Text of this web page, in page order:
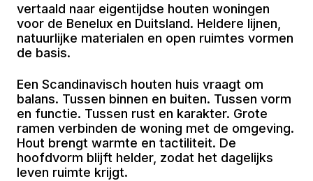
vertaald naar eigentijdse houten woningen
voor de Benelux en Duitsland. Heldere lijnen,
natuurlijke materialen en open ruimtes vormen
de basis.
Een Scandinavisch houten huis vraagt om
balans. Tussen binnen en buiten. Tussen vorm
en functie. Tussen rust en karakter. Grote
ramen verbinden de woning met de omgeving.
Hout brengt warmte en tactiliteit. De
hoofdvorm blijft helder, zodat het dagelijks
leven ruimte krijgt.